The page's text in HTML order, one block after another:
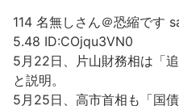
114 名無しさん＠恐縮です
5.48 ID:COjqu3VN0
5月22日、片山財務相は「
と説明。
5月25日、高市首相も「国